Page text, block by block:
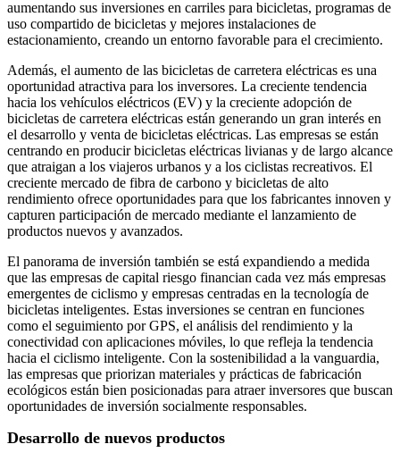
aumentando sus inversiones en carriles para bicicletas, programas de
uso compartido de bicicletas y mejores instalaciones de
estacionamiento, creando un entorno favorable para el crecimiento.
Además, el aumento de las bicicletas de carretera eléctricas es una
oportunidad atractiva para los inversores. La creciente tendencia
hacia los vehículos eléctricos (EV) y la creciente adopción de
bicicletas de carretera eléctricas están generando un gran interés en
el desarrollo y venta de bicicletas eléctricas. Las empresas se están
centrando en producir bicicletas eléctricas livianas y de largo alcance
que atraigan a los viajeros urbanos y a los ciclistas recreativos. El
creciente mercado de fibra de carbono y bicicletas de alto
rendimiento ofrece oportunidades para que los fabricantes innoven y
capturen participación de mercado mediante el lanzamiento de
productos nuevos y avanzados.
El panorama de inversión también se está expandiendo a medida
que las empresas de capital riesgo financian cada vez más empresas
emergentes de ciclismo y empresas centradas en la tecnología de
bicicletas inteligentes. Estas inversiones se centran en funciones
como el seguimiento por GPS, el análisis del rendimiento y la
conectividad con aplicaciones móviles, lo que refleja la tendencia
hacia el ciclismo inteligente. Con la sostenibilidad a la vanguardia,
las empresas que priorizan materiales y prácticas de fabricación
ecológicos están bien posicionadas para atraer inversores que buscan
oportunidades de inversión socialmente responsables.
Desarrollo de nuevos productos